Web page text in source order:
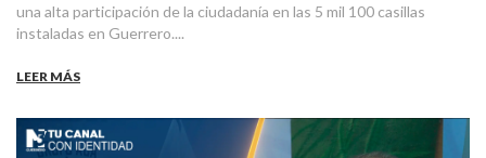
una alta participación de la ciudadanía en las 5 mil 100 casillas
instaladas en Guerrero....
LEER MÁS